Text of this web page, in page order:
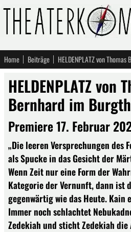
Home Beiträge
HELDENPLATZ von
Bernhard im
Premiere 17. Februar
„Die leeren Versprechungen des
als Spucke in das Gesicht der
Wenn Zeit nur eine Form der
Kategorie der Vernunft, dann ist
gegenwärtig wie das Heute.
Immer noch schlachtet
Zedekiah und sticht Zedekiah die